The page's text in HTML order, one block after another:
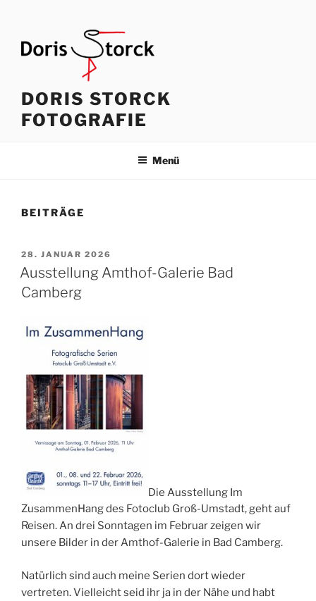
springen
DORIS STORCK
FOTOGRAFIE
Menü
BEITRÄGE
VERÖFFENTLICHT
AM
28. JANUAR 2026
Ausstellung Amthof-Galerie Bad
Camberg
Die Ausstellung Im
ZusammenHang des Fotoclub Groß-Umstadt, geht auf
Reisen. An drei Sonntagen im Februar zeigen wir
unsere Bilder in der Amthof-Galerie in Bad Camberg.
Natürlich sind auch meine Serien dort wieder
vertreten. Vielleicht seid ihr ja in der Nähe und habt